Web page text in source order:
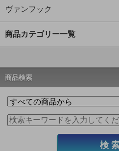
ヴァンフック
商品カテゴリー一覧
商品検索